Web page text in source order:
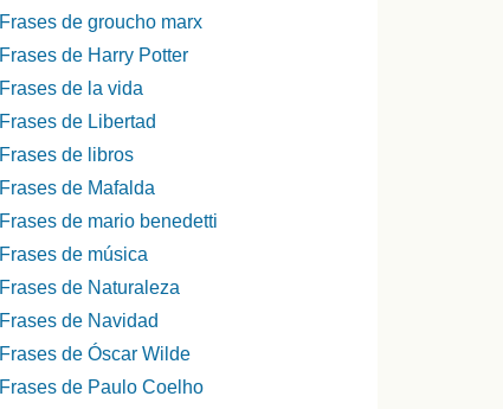
Frases de groucho marx
Frases de Harry Potter
Frases de la vida
Frases de Libertad
Frases de libros
Frases de Mafalda
Frases de mario benedetti
Frases de música
Frases de Naturaleza
Frases de Navidad
Frases de Óscar Wilde
Frases de Paulo Coelho